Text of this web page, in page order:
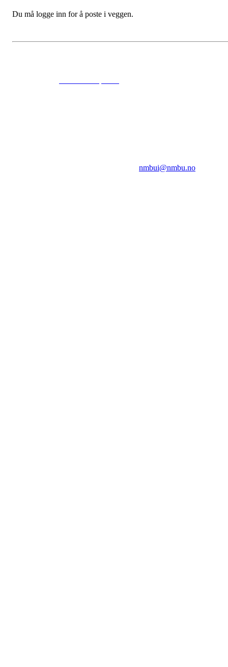
Du må logge inn for å poste i veggen.
nmbui@nmbu.no